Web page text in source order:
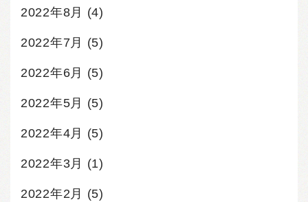
2022年8月 (4)
2022年7月 (5)
2022年6月 (5)
2022年5月 (5)
2022年4月 (5)
2022年3月 (1)
2022年2月 (5)